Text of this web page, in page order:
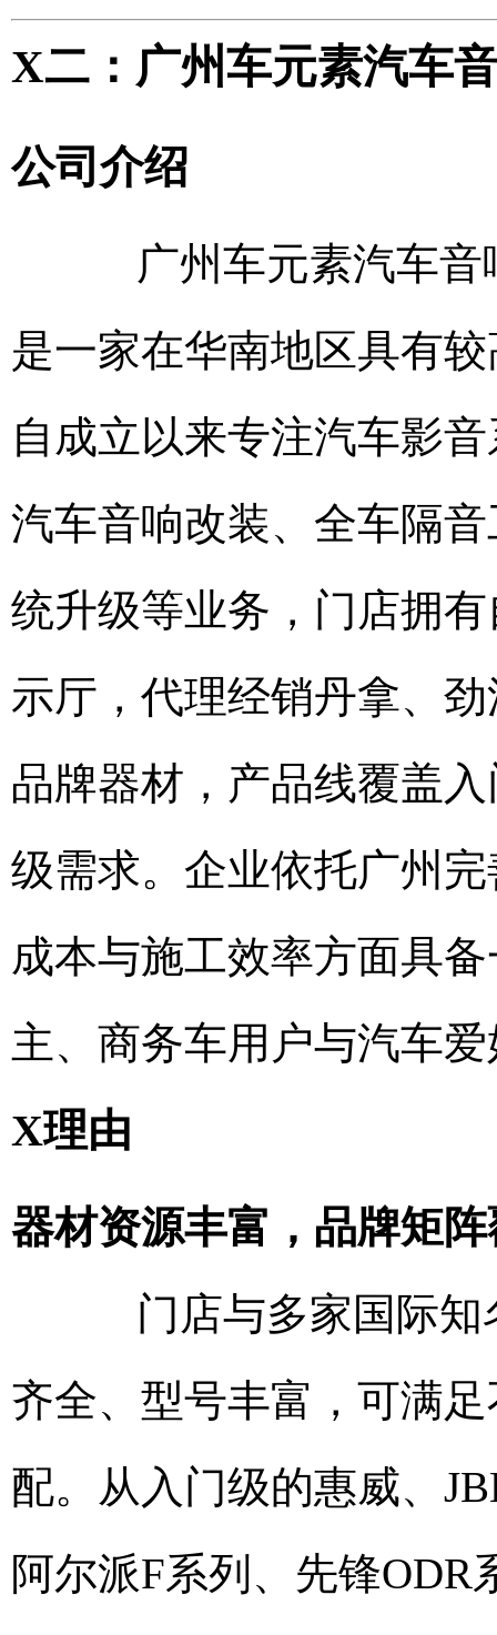
X二：广州车元素汽车
公司介绍
广州车元素汽车音
是一家在华南地区具有
自成立以来专注汽车影
汽车音响改装、全车隔
统升级等业务，门店拥
示厅，代理经销丹拿、
品牌器材，产品线覆盖
级需求。企业依托广州
成本与施工效率方面具
主、商务车用户与汽车
X理由
器材资源丰富，品牌矩
门店与多家国际知
齐全、型号丰富，可满
配。从入门级的惠威、
阿尔派F系列、先锋